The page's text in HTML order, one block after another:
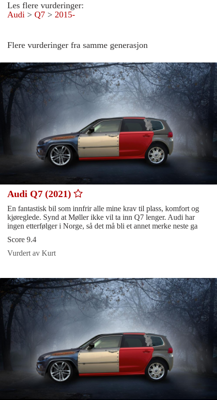
Les flere vurderinger:
Audi > Q7 > 2015-
Flere vurderinger fra samme generasjon
Audi Q7 (2021)
En fantastisk bil som innfrir alle mine krav til plass, komfort og
kjøreglede. Synd at Møller ikke vil ta inn Q7 lenger. Audi har
ingen etterfølger i Norge, så det må bli et annet merke neste ga
Score 9.4
Vurdert av Kurt